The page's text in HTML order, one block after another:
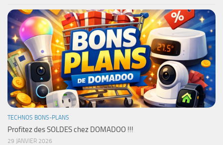
TECHNOS BONS-PLANS
Profitez des SOLDES chez DOMADOO !!!
29 JANVIER 2026